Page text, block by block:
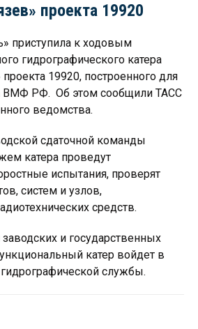
проекта 19920
приступила к ходовым
гидрографического катера
19920, построенного для
ВМФ РФ. Об этом сообщили ТАСС
ведомства.
сдаточной команды
катера проведут
испытания, проверят
систем и узлов,
средств.
и государственных
катер войдет в
службы.